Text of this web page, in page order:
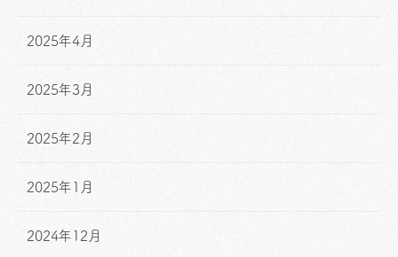
2025年4月
2025年3月
2025年2月
2025年1月
2024年12月